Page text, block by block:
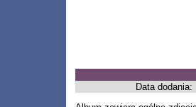
Data dodania: